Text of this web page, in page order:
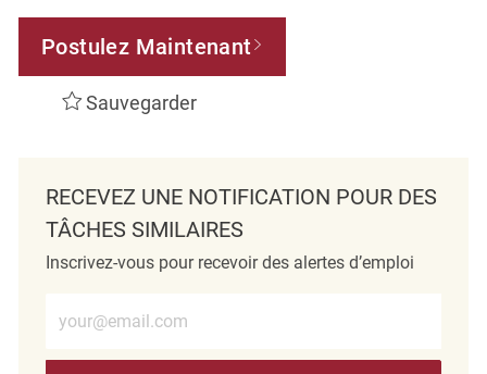
Postulez Maintenant
Sauvegarder
RECEVEZ UNE NOTIFICATION POUR DES
TÂCHES SIMILAIRES
Inscrivez-vous pour recevoir des alertes d’emploi